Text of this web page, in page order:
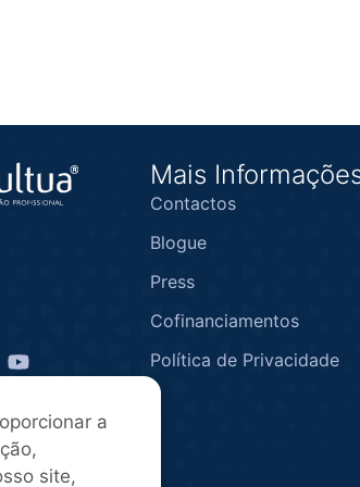
Mais
Contactos
Blogue
Press
Cofinanciamentos
Política de Privacidade
da APEFOR a
site,